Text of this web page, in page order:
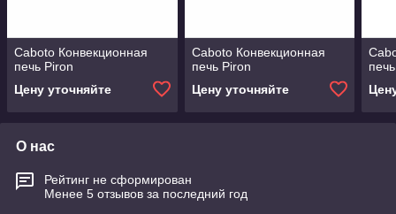
Caboto Конвекционная
печь Piron
Цену уточняйте
Caboto Конвекционная
печь Piron
Цену уточняйте
О нас
Рейтинг не сформирован
Менее 5 отзывов за последний год